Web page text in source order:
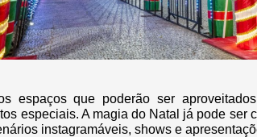
espaços que poderão ser
especiais. A magia do Natal já pode ser
instagramáveis, shows e